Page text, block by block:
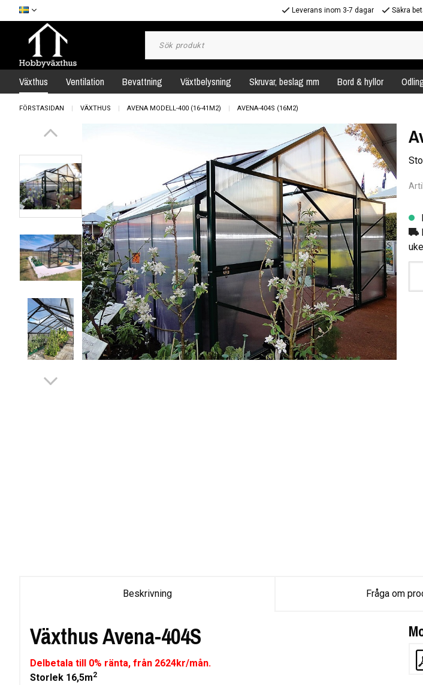
Leverans inom 3-7 dagar Säkra
Växthus Ventilation Bevattning Växtbelysning Skruvar, beslag mm Bord & hyllor
FÖRSTASIDAN VÄXTHUS AVENA MODELL-400 (16-41M2) AVENA-404S (16M2)
Beskrivning Fråga om
Växthus Avena-404S
Delbetala till 0% ränta, från 2624kr/mån.
Storlek 16,5m2